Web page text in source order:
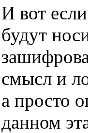
И вот
будут
смысл и
а просто
данном